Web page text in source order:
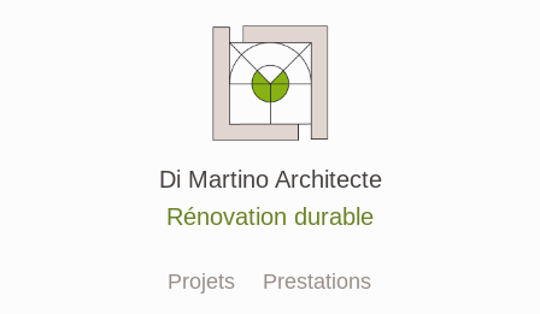
Di Martino Architecte
Rénovation durable
Projets Prestations